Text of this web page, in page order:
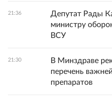
21:36
Депутат Рады
министру
ВСУ
21:30
В Минздраве
перечень
препаратов